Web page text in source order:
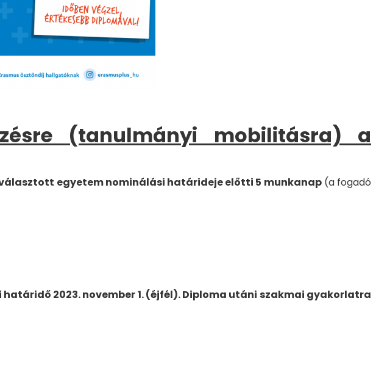
(tanulmányi mobilitásra) a
egyetem nominálási határideje előtti 5 munkanap(a fogadó
határidő 2023. november 1. (éjfél). Diploma utáni szakmai gyakorlatra